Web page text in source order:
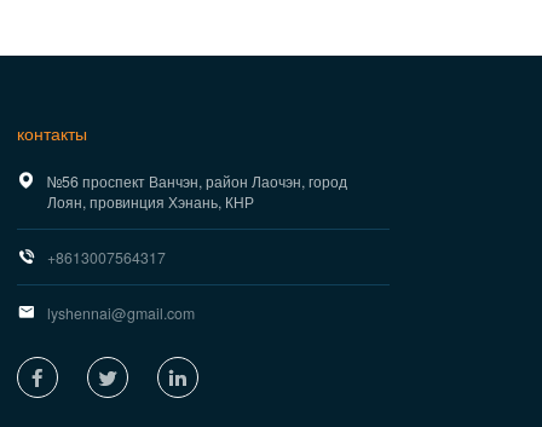
контакты

№56 проспект Ванчэн, район Лаочэн, город
Лоян, провинция Хэнань, КНР
 +8613007564317
 lyshennai@gmail.com
  